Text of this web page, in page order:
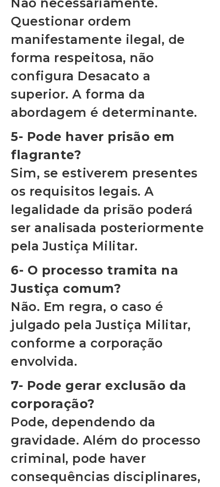
Não necessariamente.
Questionar ordem
manifestamente ilegal, de
forma respeitosa, não
configura Desacato a
superior. A forma da
abordagem é determinante.
5- Pode haver prisão em
flagrante?
Sim, se estiverem presentes
os requisitos legais. A
legalidade da prisão poderá
ser analisada posteriormente
pela Justiça Militar.
6- O processo tramita na
Justiça comum?
Não. Em regra, o caso é
julgado pela Justiça Militar,
conforme a corporação
envolvida.
7- Pode gerar exclusão da
corporação?
Pode, dependendo da
gravidade. Além do processo
criminal, pode haver
consequências disciplinares,